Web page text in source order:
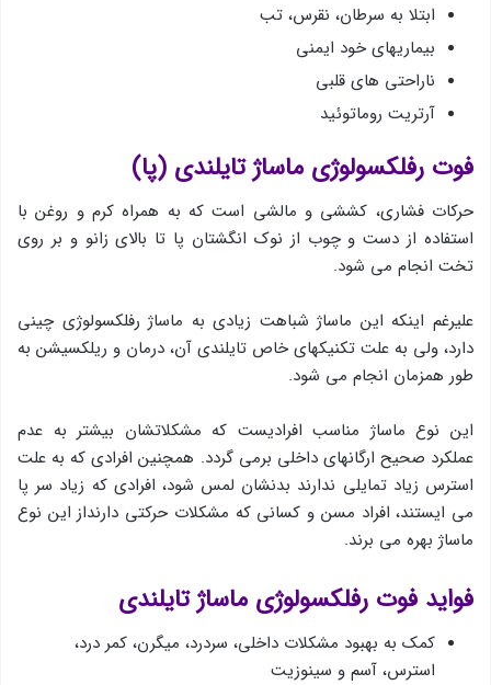
ابتلا به سرطان، نقرس، تب
بیماریهای خود ایمنی
ناراحتی های قلبی
آرتریت روماتوئید
فوت رفلكسولوژی ماساژ تایلندی (پا)
حركات فشاری، كششی و مالشی است که به همراه كرم و روغن با
استفاده از دست و چوب از نوك انگشتان پا تا بالای زانو و بر روی
تخت انجام می شود.
علیرغم اینكه این ماساژ شباهت زیادی به ماساژ رفلكسولوژی چینی
دارد، ولی به علت تكنیكهای خاص تایلندی آن، درمان و ریلكسیشن به
طور همزمان انجام می شود.
این نوع ماساژ مناسب افرادیست كه مشكلاتشان بیشتر به عدم
عملكرد صحیح ارگانهای داخلی برمی گردد. همچنین افرادی كه به علت
استرس زیاد تمایلی ندارند بدنشان لمس شود، افرادی كه زیاد سر پا
می ایستند، افراد مسن و كسانی كه مشكلات حركتی دارنداز این نوع
ماساژ بهره می برند.
فواید فوت رفلكسولوژی ماساژ تایلندی
كمك به بهبود مشكلات داخلی، سردرد، میگرن، كمر درد،
استرس، آسم و سینوزیت